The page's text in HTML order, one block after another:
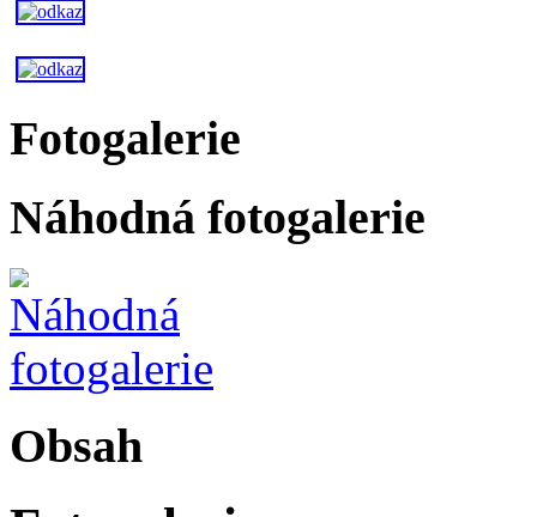
Fotogalerie
Náhodná fotogalerie
Obsah